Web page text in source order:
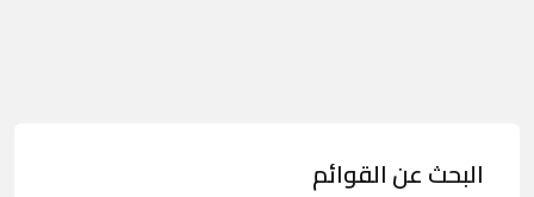
البحث عن القوائم